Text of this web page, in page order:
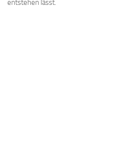
entstehen lässt.